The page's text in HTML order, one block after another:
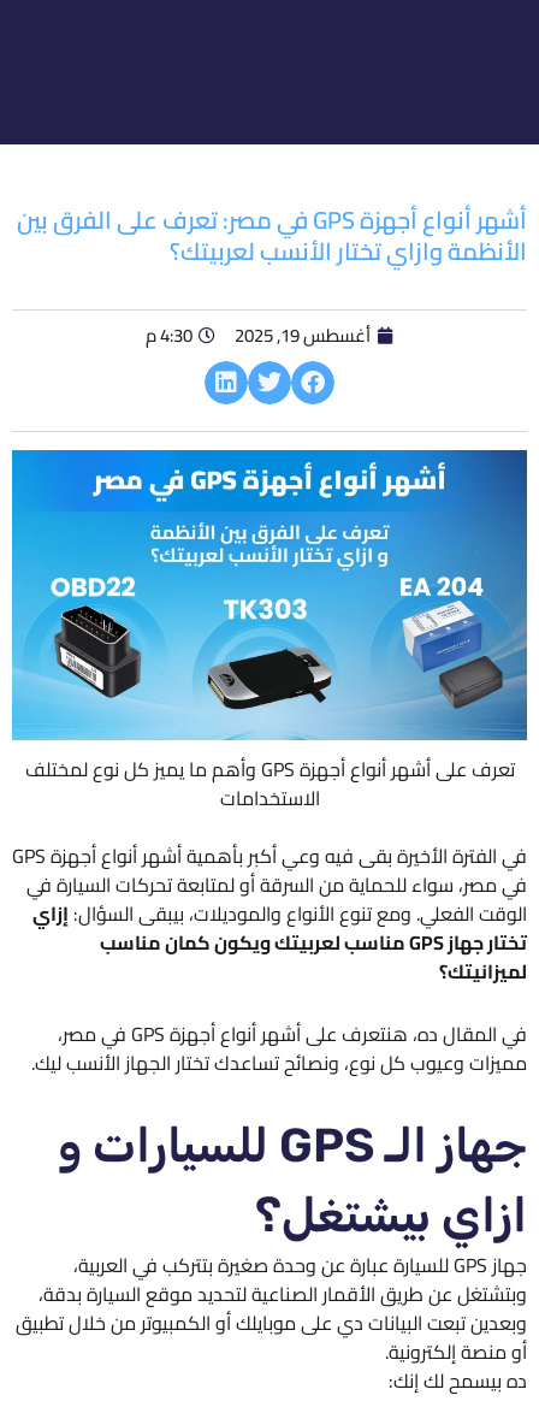
أشهر أنواع أجهزة GPS في مصر: تعرف على الفرق بين
الأنظمة وازاي تختار الأنسب لعربيتك؟
أغسطس 19, 2025 4:30 م
تعرف على أشهر أنواع أجهزة GPS وأهم ما يميز كل نوع لمختلف
الاستخدامات
في الفترة الأخيرة بقى فيه وعي أكبر بأهمية أشهر أنواع أجهزة GPS
في مصر، سواء للحماية من السرقة أو لمتابعة تحركات السيارة في
الوقت الفعلي. ومع تنوع الأنواع والموديلات، بيبقى السؤال:إزاي
تختار جهاز GPS مناسب لعربيتك ويكون كمان مناسب
لميزانيتك؟
في المقال ده، هنتعرف على أشهر أنواع أجهزة GPS في مصر،
مميزات وعيوب كل نوع، ونصائح تساعدك تختار الجهاز الأنسب ليك.
جهاز الـ GPS للسيارات و
ازاي بيشتغل؟
جهاز GPS للسيارة عبارة عن وحدة صغيرة بتتركب في العربية،
وبتشتغل عن طريق الأقمار الصناعية لتحديد موقع السيارة بدقة،
وبعدين تبعت البيانات دي على موبايلك أو الكمبيوتر من خلال تطبيق
أو منصة إلكترونية.
ده بيسمح لك إنك: